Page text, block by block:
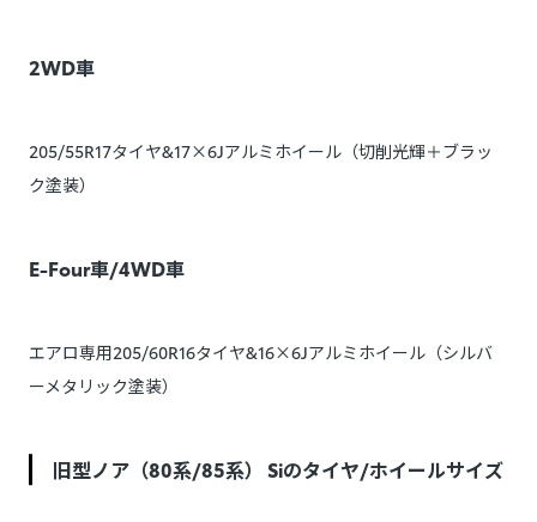
2WD車
205/55R17タイヤ&17×6Jアルミホイール（切削光輝＋ブラッ
ク塗装）
E-Four車/4WD車
エアロ専用205/60R16タイヤ&16×6Jアルミホイール（シルバ
ーメタリック塗装）
旧型ノア（80系/85系） Siのタイヤ/ホイールサイズ